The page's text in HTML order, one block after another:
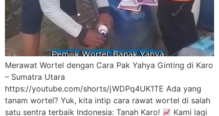
Merawat Wortel dengan Cara Pak Yahya Ginting di Karo
– Sumatra Utara
https://youtube.com/shorts/jWDPq4UK1TE Ada yang
tanam wortel? Yuk, kita intip cara rawat wortel di salah
satu sentra terbaik Indonesia: Tanah Karo!
Kami lagi